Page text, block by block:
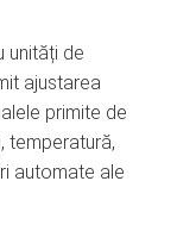
unități de
ajustarea
primite de
temperatură,
automate ale